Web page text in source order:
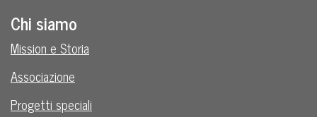
Chi siamo
Mission e Storia
Associazione
Progetti speciali